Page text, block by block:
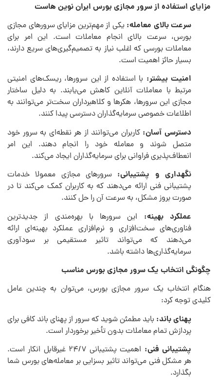
مزایای استفاده از سرور مجازی بورس ایران نوین هاست
سرعت بالای معامله: یکی از مهم‌ترین مزایای سرورهای مجازی
بورس، سرعت بالای انجام معاملات است. این امر برای
معاملات بورسی که اغلب نیاز به تصمیم‌گیری‌های سریع دارند،
بسیار حائز اهمیت است.
امنیت بیشتر: با استفاده از این سرورها، ریسک‌های امنیتی
مرتبط با معاملات آنلاین کاهش می‌یابند. به دلیل ساختار
مجازی این سرورها، هکرها و کلاهبرداران سخت‌تر می‌توانند به
اطلاعات خصوصی سرمایه‌گذاران دسترسی پیدا کنند.
دسترسی آسان: کاربران می‌توانند از هر نقطه‌ای به سرور خود
متصل شوند و معامله خود را انجام دهند. این امر
انعطاف‌پذیری فراوانی برای سرمایه‌گذاران ایجاد می‌کند.
نگهداری و پشتیبانی: سرورهای مجازی معمولا خدمات
پشتیبانی فنی ارائه می‌دهند که به کاربران کمک می‌کند تا در
صورت بروز مشکل، به سرعت آن را حل کنند.
عملکرد بهینه: این سرورها با بهره‌مندی از جدیدترین
فناوری‌های سخت‌افزاری و نرم‌افزاری عملکرد بهینه‌ای ارائه
می‌دهند که می‌تواند تاثیر مستقیمی بر سودآوری
سرمایه‌گذاری‌ها داشته باشد.
چگونگی انتخاب یک سرور مجازی بورس مناسب
هنگام انتخاب یک سرور مجازی بورس، می‌توان به چندین عامل
کلیدی توجه کرد:
پهنای باند: باید مطمئن شوید که سرور از پهنای باند کافی برای
پردازش تمام معاملات بدون تأخیر برخوردار است.
پشتیبانی فنی:
اهمیت پشتیبانی ۲۴/۷ غیرقابل انکار است.
هر مشکل فنی می‌تواند تاثیر بسزایی بر معامله‌های بورس شما
بگذارد.